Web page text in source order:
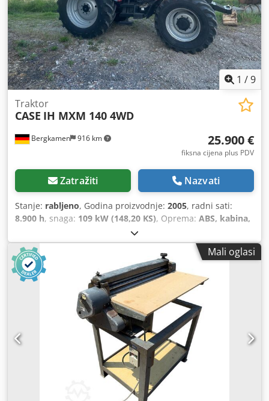
1 /9
Bergkamen 916 km
Traktor
CASE IH MXM 140 4WD
25.900 €
fiksna cijena plus PDV
Zatražiti Nazvati
Stanje: rabljeno, Godina proizvodnje: 2005, radni sati:
8.900 h, snaga: 109 kW (148,20 KS), Oprema: ABS, kabina,
klima uređaj, pogon na sva četiri kotača
5.868 kg Dwsdpfxowlmt Ie Anwsa Duljina: 4.692 mm Širina:
2.507 mm Visina: 2.997 mm Međuosovinski razmak: 2.723
mm Nazivna snaga: 105,9 kW, 144 KS Nazivna brzina: 2.200
o/min Broj cilindara: 6 Zapremnina: 7.480 cm³ Povećanje
okretnog momenta: 51,3 Pogon na sva četiri kotača
Mali oglasi